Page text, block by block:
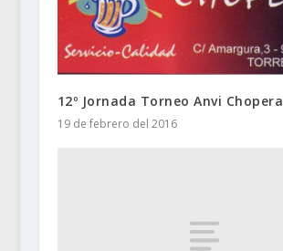
12º Jornada Torneo Anvi Chopera
19 de febrero del 2016